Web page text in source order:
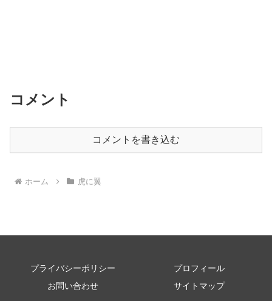
コメント
コメントを書き込む
ホーム 虎に翼
プライバシーポリシー
プロフィール
お問い合わせ
サイトマップ